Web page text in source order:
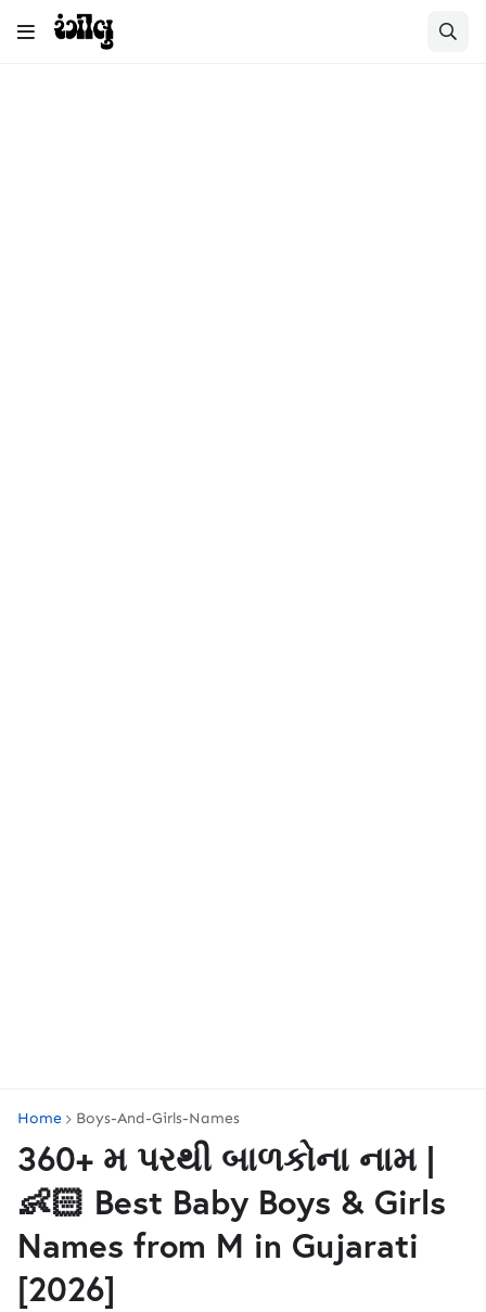
Home Boys-And-Girls-Names
360+ મ પરથી બાળકોના નામ |
👶🏻 Best Baby Boys & Girls
Names from M in Gujarati
[2026]